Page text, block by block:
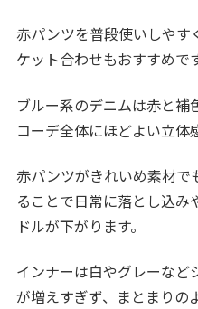
赤パンツを普段使いしやす
ケット合わせもおすすめで
ブルー系のデニムは赤と補
コーデ全体にほどよい立体
赤パンツがきれいめ素材
ることで日常に落とし込み
ドルが下がります。
インナーは白やグレーなど
が増えすぎず、まとまりの